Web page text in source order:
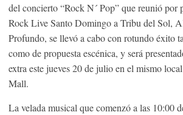
del concierto “Rock N´ Pop” que reunió por
Rock Live Santo Domingo a Tribu del Sol,
Profundo, se llevó a cabo con rotundo éxito
como de propuesta escénica, y será
extra este jueves 20 de julio en el mismo
Mall.
La velada musical que comenzó a las 10:00